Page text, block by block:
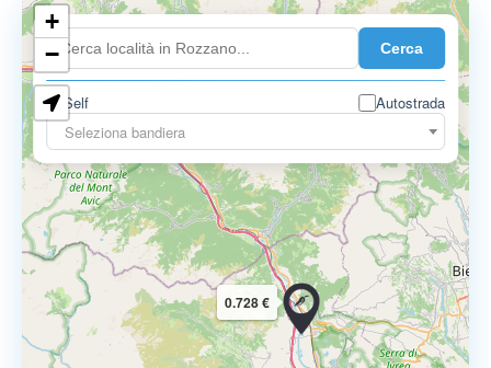
Cerca
Self
Autostrada
Seleziona bandiera
0.728 €
0.899 €
+
−